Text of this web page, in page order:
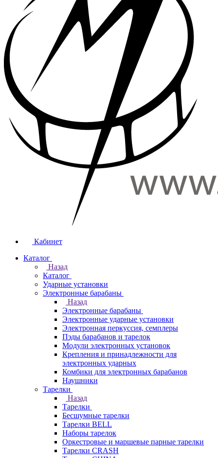
Кабинет
Каталог
Назад
Каталог
Ударные установки
Электронные барабаны
Назад
Электронные барабаны
Электронные ударные установки
Электронная перкуссия, семплеры
Пэды барабанов и тарелок
Модули электронных установок
Крепления и принадлежности для
электронных ударных
Комбики для электронных барабанов
Наушники
Тарелки
Назад
Тарелки
Бесшумные тарелки
Тарелки BELL
Наборы тарелок
Оркестровые и маршевые парные тарелки
Тарелки CRASH